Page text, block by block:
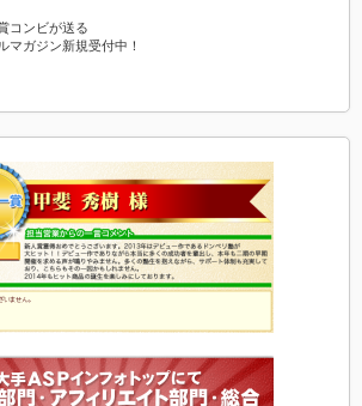
コンビが送る
マガジン新規受付中！